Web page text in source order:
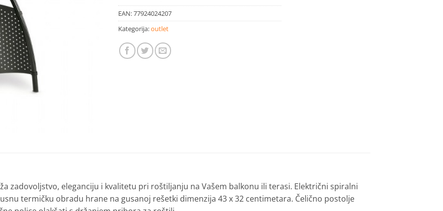
EAN:77924024207
Kategorija:outlet
zadovoljstvo, eleganciju i kvalitetu pri roštiljanju na Vašem balkonu ili terasi. Električni spiralni
termičku obradu hrane na gusanoj rešetki dimenzija 43 x 32 centimetara. Čelično postolje